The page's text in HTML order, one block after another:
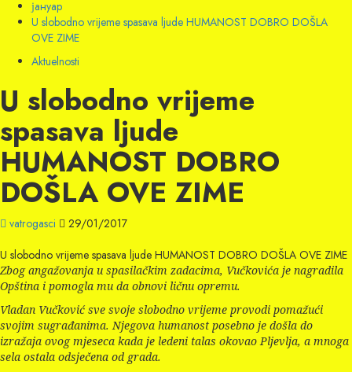
јануар
U slobodno vrijeme spasava ljude HUMANOST DOBRO DOŠLA
OVE ZIME
Aktuelnosti
U slobodno vrijeme
spasava ljude
HUMANOST DOBRO
DOŠLA OVE ZIME
vatrogasci
29/01/2017
U slobodno vrijeme spasava ljude HUMANOST DOBRO DOŠLA OVE ZIME
Zbog angažovanja u spasilačkim zadacima, Vučkovića je nagradila
Opština i pomogla mu da obnovi ličnu opremu.
Vladan Vučković sve svoje slobodno vrijeme provodi pomažući
svojim sugrađanima. Njegova humanost posebno je došla do
izražaja ovog mjeseca kada je ledeni talas okovao Pljevlja, a mnoga
sela ostala odsječena od grada.